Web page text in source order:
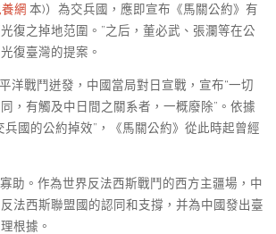
網 本)）為交兵國，應即宣布《馬關公約》有
復之掉地范圍。”之后，董必武、張瀾等在公
復臺灣的提案。
洋戰鬥迸發，中國當局對日宣戰，宣布“一切
，有觸及中日間之關系者，一概廢除”。依據
兵國的公約掉效”，《馬關公約》從此時起曾經
助。作為世界反法西斯戰鬥的西方主疆場，中
法西斯聯盟國的認同和支撐，并為中國發出臺
根據。